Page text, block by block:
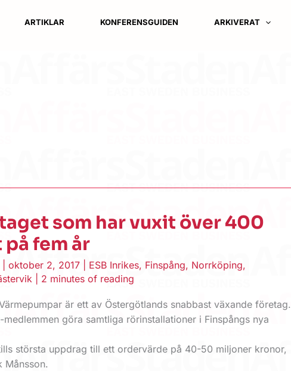
ARTIKLAR KONFERENSGUIDEN ARKIVERAT
som har vuxit över 400
fem år
|oktober 2, 2017 ESB Inrikes, Finspång, Norrköping,
2 minutes of reading
är ett av Östergötlands snabbast växande företag.
göra samtliga rörinstallationer i Finspångs nya
största uppdrag till ett ordervärde på 40-50 miljoner kronor,
Månsson.